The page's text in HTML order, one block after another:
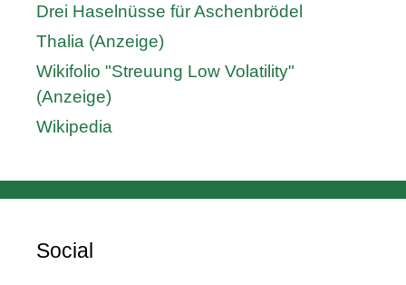
Drei Haselnüsse für Aschenbrödel
Thalia (Anzeige)
Wikifolio "Streuung Low Volatility"
(Anzeige)
Wikipedia
Social